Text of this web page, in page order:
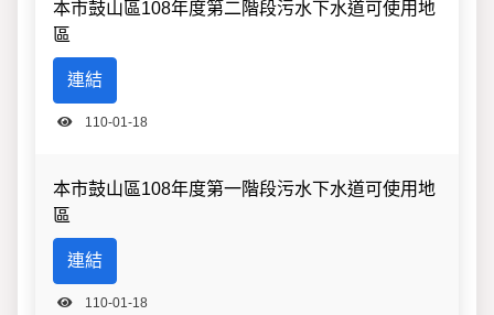
本市鼓山區108年度第二階段污水下水道可使用地
區
連結
110-01-18
本市鼓山區108年度第一階段污水下水道可使用地
區
連結
110-01-18